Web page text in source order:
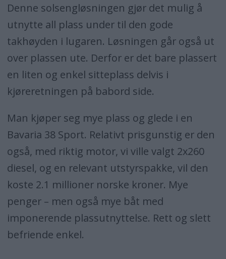
Denne solsengløsningen gjør det mulig å
utnytte all plass under til den gode
takhøyden i lugaren. Løsningen går også ut
over plassen ute. Derfor er det bare plassert
en liten og enkel sitteplass delvis i
kjøreretningen på babord side.
Man kjøper seg mye plass og glede i en
Bavaria 38 Sport. Relativt prisgunstig er den
også, med riktig motor, vi ville valgt 2x260
diesel, og en relevant utstyrspakke, vil den
koste 2.1 millioner norske kroner. Mye
penger – men også mye båt med
imponerende plassutnyttelse. Rett og slett
befriende enkel.